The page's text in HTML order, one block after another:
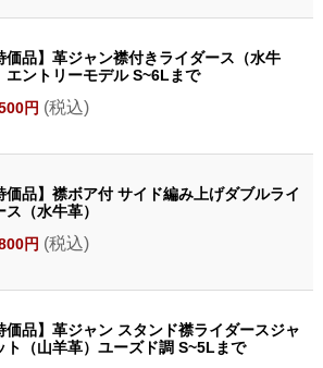
価品】革ジャン襟付きライダース（水牛
エントリーモデル S~6Lまで
円 (税込)
価品】襟ボア付 サイド編み上げダブルライ
ス（水牛革）
円 (税込)
価品】革ジャン スタンド襟ライダースジャ
ト（山羊革）ユーズド調 S~5Lまで